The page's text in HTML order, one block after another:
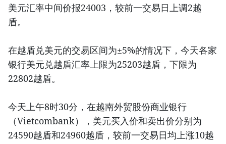
美元汇率中间价报24003，较前一交易日上调2越
盾。
在越盾兑美元的交易区间为±5%的情况下，今天各家
银行美元兑越盾汇率上限为25203越盾，下限为
22802越盾。
今天上午8时30分，在越南外贸股份商业银行
（Vietcombank），美元买入价和卖出价分别为
24590越盾和24960越盾，较前一交易日均上涨10越